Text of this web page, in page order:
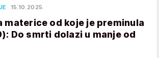
15.10.2025.
materice od koje je preminula
Do smrti dolazi u manje od